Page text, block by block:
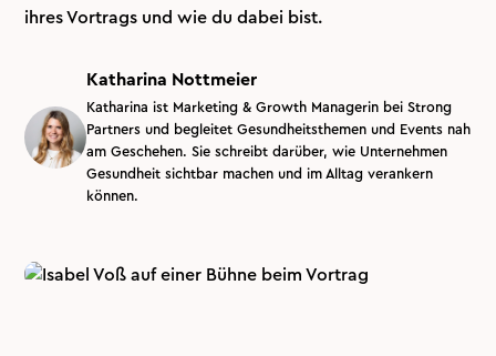
ihres Vortrags und wie du dabei bist.
Katharina Nottmeier
Katharina ist Marketing & Growth Managerin bei Strong
Partners und begleitet Gesundheitsthemen und Events nah
am Geschehen. Sie schreibt darüber, wie Unternehmen
Gesundheit sichtbar machen und im Alltag verankern
können.